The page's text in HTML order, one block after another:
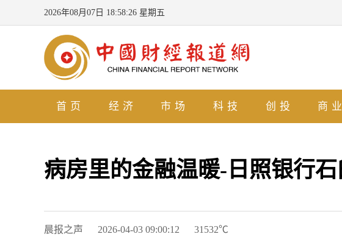
2026年08月07日 18:58:27 星期五
首页 经济 市场 科技 创投 商业
病房里的金融温暖-日照银行
晨报之声 2026-04-03 09:00:12 31532℃